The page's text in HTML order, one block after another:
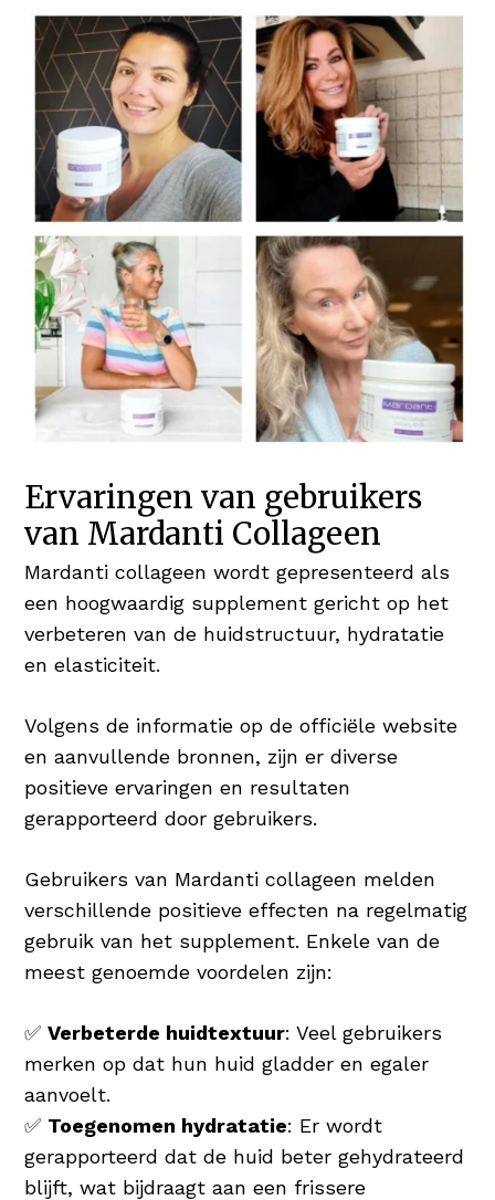
Ervaringen van gebruikers
van Mardanti Collageen
Mardanti collageen wordt gepresenteerd als
een hoogwaardig supplement gericht op het
verbeteren van de huidstructuur, hydratatie
en elasticiteit.
Volgens de informatie op de officiële website
en aanvullende bronnen, zijn er diverse
positieve ervaringen en resultaten
gerapporteerd door gebruikers.
Gebruikers van Mardanti collageen melden
verschillende positieve effecten na regelmatig
gebruik van het supplement. Enkele van de
meest genoemde voordelen zijn:
✅Verbeterde huidtextuur: Veel gebruikers
merken op dat hun huid gladder en egaler
aanvoelt.
✅ Toegenomen hydratatie: Er wordt
gerapporteerd dat de huid beter gehydrateerd
blijft, wat bijdraagt aan een frissere